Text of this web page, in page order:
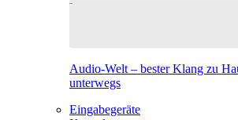
Audio-Welt – bester Klang zu
unterwegs
Eingabegeräte